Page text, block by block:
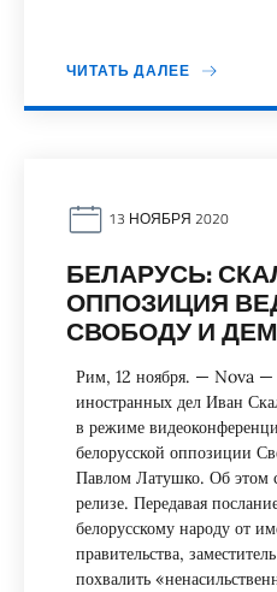
ЧИТАТЬ ДАЛЕЕ
13 НОЯБРЯ 2020
БЕЛАРУСЬ:
ОППОЗИЦИЯ
СВОБОДУ И
Рим, 12 ноября. — Nova —
иностранных дел Иван
в режиме
белорусской оппозиции
Павлом Латушко. Об этом
релизе. Передавая
белорусскому народу от
правительства,
похвалить